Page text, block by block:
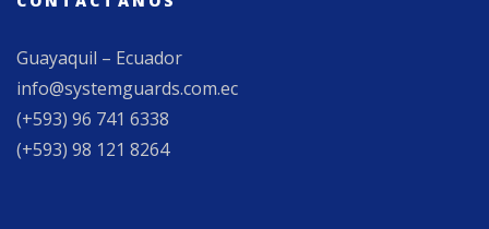
Guayaquil – Ecuador
info@systemguards.com.ec
(+593) 96 741 6338
(+593) 98 121 8264